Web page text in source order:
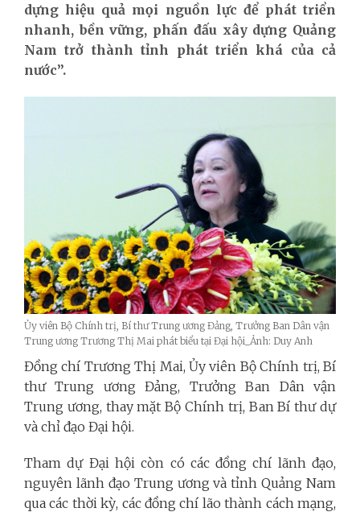
dựng hiệu quả mọi nguồn lực để phát triển
nhanh, bền vững, phấn đấu xây dựng Quảng
Nam trở thành tỉnh phát triển khá của cả
nước”.
Ủy viên Bộ Chính trị, Bí thư Trung ương Đảng, Trưởng Ban Dân vận
Trung ương Trương Thị Mai phát biểu tại Đại hội_Ảnh: Duy Anh
Đồng chí Trương Thị Mai, Ủy viên Bộ Chính trị, Bí
thư Trung ương Đảng, Trưởng Ban Dân vận
Trung ương, thay mặt Bộ Chính trị, Ban Bí thư dự
và chỉ đạo Đại hội.
Tham dự Đại hội còn có các đồng chí lãnh đạo,
nguyên lãnh đạo Trung ương và tỉnh Quảng Nam
qua các thời kỳ, các đồng chí lão thành cách mạng,